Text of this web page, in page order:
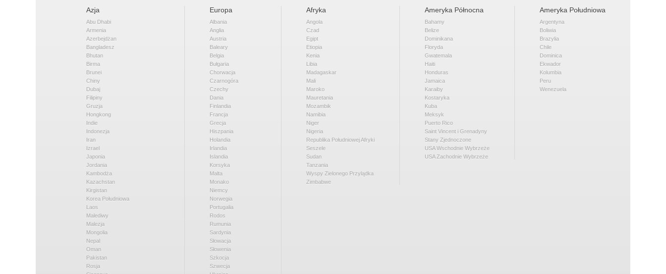
Azja
Abu Dhabi
Armenia
Azerbejdżan
Bangladesz
Bhutan
Birma
Brunei
Chiny
Dubaj
Filipiny
Gruzja
Hongkong
Indie
Indonezja
Iran
Izrael
Japonia
Jordania
Kambodża
Kazachstan
Kirgistan
Korea Południowa
Laos
Malediwy
Malezja
Mongolia
Nepal
Oman
Pakistan
Rosja
Europa
Albania
Anglia
Austria
Baleary
Belgia
Bułgaria
Chorwacja
Czarnogóra
Czechy
Dania
Finlandia
Francja
Grecja
Hiszpania
Holandia
Irlandia
Islandia
Korsyka
Malta
Monako
Niemcy
Norwegia
Portugalia
Rodos
Rumunia
Sardynia
Słowacja
Słowenia
Szkocja
Szwecja
Afryka
Angola
Czad
Egipt
Etiopia
Kenia
Libia
Madagaskar
Mali
Maroko
Mauretania
Mozambik
Namibia
Niger
Nigeria
Republika Południowej Afryki
Seszele
Sudan
Tanzania
Wyspy Zielonego Przylądka
Zimbabwe
Ameryka Północna
Bahamy
Belize
Dominikana
Floryda
Gwatemala
Haiti
Honduras
Jamaica
Karaiby
Kostaryka
Kuba
Meksyk
Puerto Rico
Saint Vincent i Grenadyny
Stany Zjednoczone
USA Wschodnie Wybrzeże
USA Zachodnie Wybrzeże
Ameryka Południowa
Argentyna
Boliwia
Brazylia
Chile
Dominica
Ekwador
Kolumbia
Peru
Wenezuela